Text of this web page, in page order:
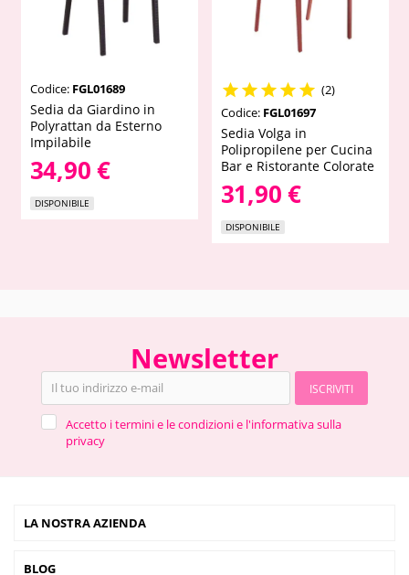
Codice: FGL01689
Sedia da Giardino in
Polyrattan da Esterno
Impilabile
34,90 €
DISPONIBILE
 (2)
Codice: FGL01697
Sedia Volga in
Polipropilene per Cucina
Bar e Ristorante Colorate
31,90 €
DISPONIBILE
Newsletter
ISCRIVITI
Accetto i termini e le condizioni e l'informativa sulla
privacy
LA NOSTRA AZIENDA
BLOG